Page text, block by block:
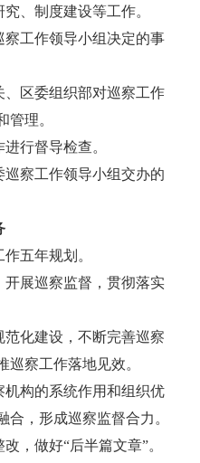
、制度建设等工作。
察工作领导小组决定的事
、区委组织部对巡察工作
管理。
行督导检查。
巡察工作领导小组交办的
五年规划。
开展巡察监督，贯彻落实
范化建设，不断完善巡察
巡察工作落地见效。
机构的系统作用和组织优
，形成巡察监督合力。
，做好“后半篇文章”。